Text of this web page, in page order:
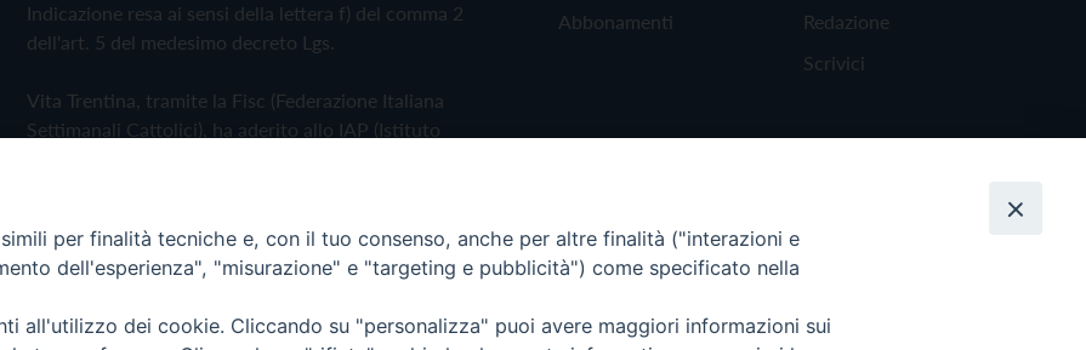
Indicazione resa ai sensi della lettera f) del comma 2
dell'art. 5 del medesimo decreto Lgs.
Vita Trentina, tramite la Fisc (Federazione Italiana
Settimanali Cattolici), ha aderito allo IAP (Istituto
Privacy Policy Cookie Policy
Abbonamenti
Redazione
Scrivici
per finalità tecniche e, con il tuo consenso, anche per altre finalità ("interazioni e
dell'esperienza", "misurazione" e "targeting e pubblicità") come specificato nella
all'utilizzo dei cookie. Cliccando su "personalizza" puoi avere maggiori informazioni sui